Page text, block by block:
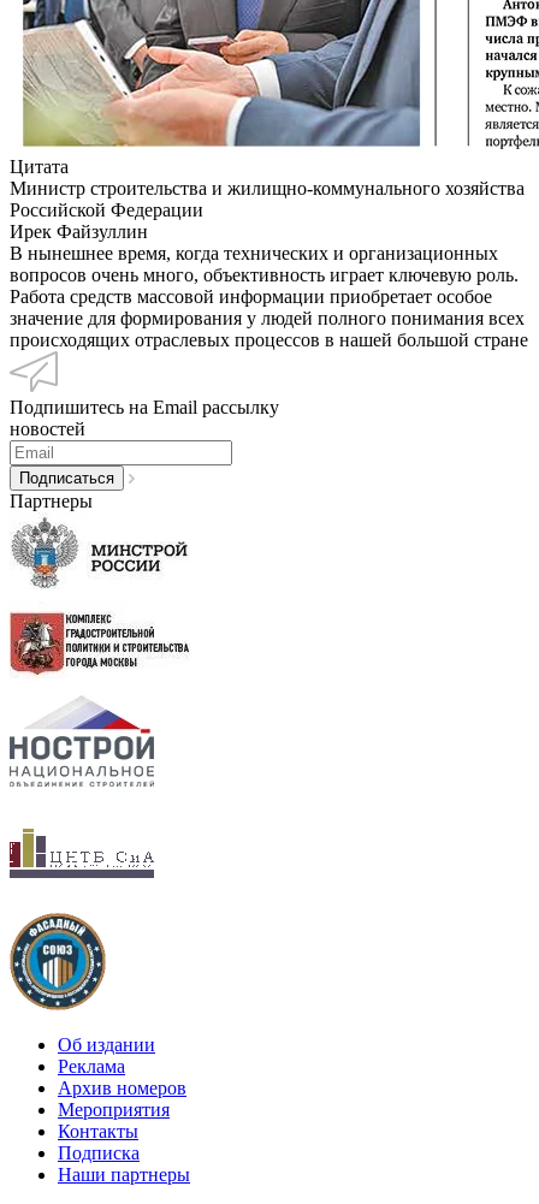
Цитата
Министр строительства и жилищно-коммунального хозяйства
Российской Федерации
Ирек Файзуллин
В нынешнее время, когда технических и организационных
вопросов очень много, объективность играет ключевую роль.
Работа средств массовой информации приобретает особое
значение для формирования у людей полного понимания всех
происходящих отраслевых процессов в нашей большой стране
Подпишитесь на Email рассылку
новостей
Партнеры
Об издании
Реклама
Архив номеров
Мероприятия
Контакты
Подписка
Наши партнеры